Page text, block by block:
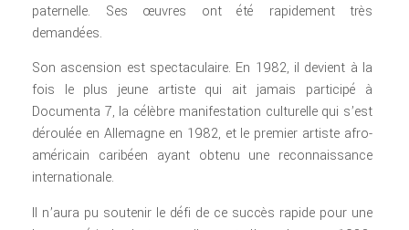
paternelle. Ses œuvres ont été rapidement très
demandées.
Son ascension est spectaculaire. En 1982, il devient à la
fois le plus jeune artiste qui ait jamais participé à
Documenta 7, la célèbre manifestation culturelle qui s’est
déroulée en Allemagne en 1982, et le premier artiste afro-
américain caribéen ayant obtenu une reconnaissance
internationale.
Il n’aura pu soutenir le défi de ce succès rapide pour une